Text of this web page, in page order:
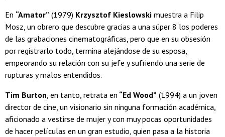
En “Amator” (1979) Krzysztof Kieslowski muestra a Filip
Mosz, un obrero que descubre gracias a una súper 8 los poderes
de las grabaciones cinematográficas, pero que en su obsesión
por registrarlo todo, termina alejándose de su esposa,
empeorando su relación con su jefe y sufriendo una serie de
rupturas y malos entendidos.
Tim Burton , en tanto, retrata en “Ed Wood” (1994) a un joven
director de cine, un visionario sin ninguna formación académica,
aficionado a vestirse de mujer y con muy pocas oportunidades
de hacer películas en un gran estudio, quien pasa a la historia